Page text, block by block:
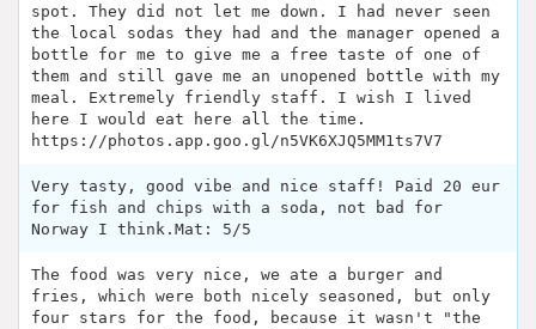
spot. They did not let me down. I had never seen
the local sodas they had and the manager opened a
bottle for me to give me a free taste of one of
them and still gave me an unopened bottle with my
meal. Extremely friendly staff. I wish I lived
here I would eat here all the time.
https://photos.app.goo.gl/n5VK6XJQ5MM1ts7V7
Very tasty, good vibe and nice staff! Paid 20 eur
for fish and chips with a soda, not bad for
Norway I think.Mat: 5/5
The food was very nice, we ate a burger and
fries, which were both nicely seasoned, but only
four stars for the food, because it wasn't "the